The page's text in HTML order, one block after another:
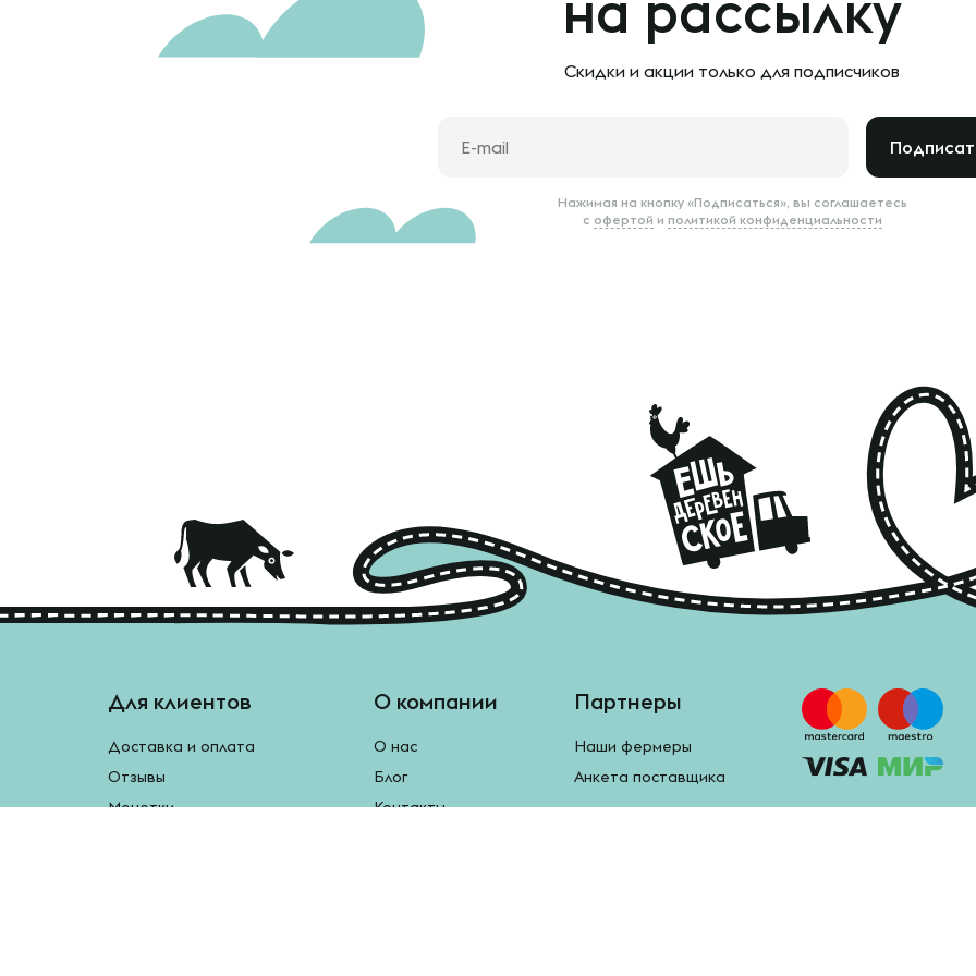
Скидки и акции только для подписчиков
Нажимая на кнопку «Подписаться», вы соглашаетесь
с офертой и политикой конфиденциальности
Для клиентов
Доставка и оплата
Отзывы
Монетки
О компании
О нас
Блог
Контакты
Партнеры
Наши фермеры
Анкета поставщика